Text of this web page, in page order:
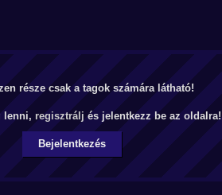
része csak a tagok számára látható!
lenni, regisztrálj és jelentkezz be az oldalra!
Bejelentkezés